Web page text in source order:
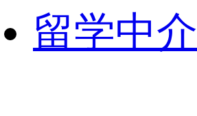
留学中介